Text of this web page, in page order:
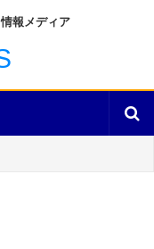
報メディア